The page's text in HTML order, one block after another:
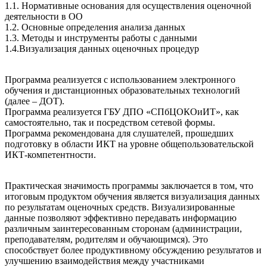
1.1. Нормативные основания для осуществления оценочной
деятельности в ОО
1.2. Основные определения анализа данных
1.3. Методы и инструменты работы с данными
1.4.Визуализация данных оценочных процедур
Программа реализуется с использованием электронного
обучения и дистанционных образовательных технологий
(далее – ДОТ).
Программа реализуется ГБУ ДПО «СПбЦОКОиИТ», как
самостоятельно, так и посредством сетевой формы.
Программа рекомендована для слушателей, прошедших
подготовку в области ИКТ на уровне общепользовательской
ИКТ-компетентности.
Практическая значимость программы заключается в том, что
итоговым продуктом обучения является визуализация данных
по результатам оценочных средств. Визуализированные
данные позволяют эффективно передавать информацию
различным заинтересованным сторонам (администрации,
преподавателям, родителям и обучающимся). Это
способствует более продуктивному обсуждению результатов и
улучшению взаимодействия между участниками